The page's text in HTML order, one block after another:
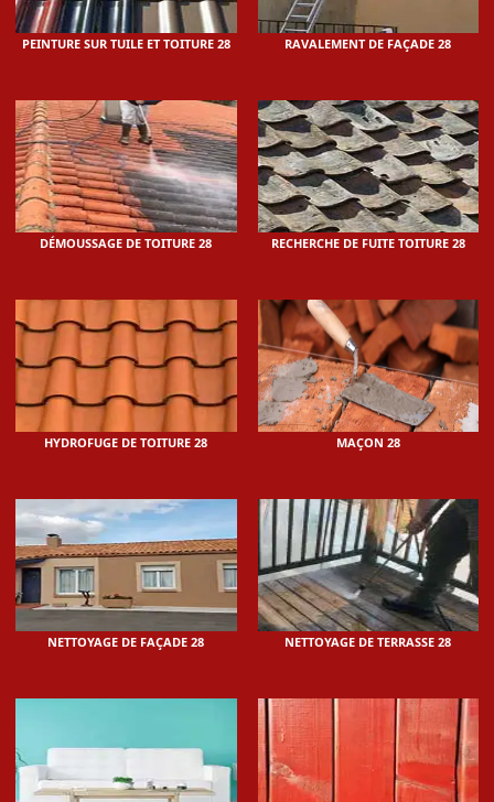
PEINTURE SUR TUILE ET TOITURE 28 RAVALEMENT DE FAÇADE 28
DÉMOUSSAGE DE TOITURE 28 RECHERCHE DE FUITE TOITURE 28
HYDROFUGE DE TOITURE 28 MAÇON 28
NETTOYAGE DE FAÇADE 28 NETTOYAGE DE TERRASSE 28